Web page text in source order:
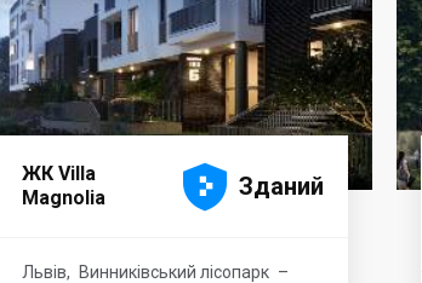
ЖК Villa
Magnolia




 Зданий
Львів, Винниківський лісопарк–